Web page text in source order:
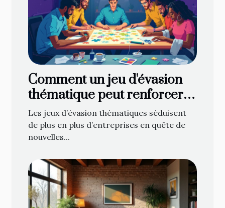
Comment un jeu d'évasion
thématique peut renforcer
l'esprit d'équipe ?
Les jeux d’évasion thématiques séduisent
de plus en plus d’entreprises en quête de
nouvelles...